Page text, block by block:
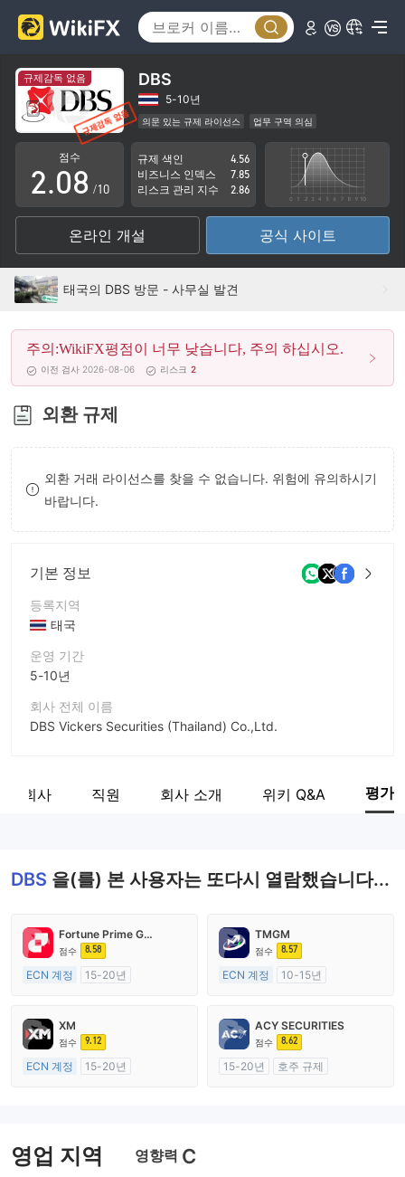
규제감독 없음 DBS
5-10년
의문 있는 규제 라이선스
업무 구역 의심
잠재적 위험성이 높음
점수
0
1
2
3
4
5
6
7
8
9
.0
1
2
3
4
5
6
7
8
9
4
5
6
7
8
9
/10
규제 색인
4.56
비즈니스 인덱스
7.85
리스크 관리 지수
2.86
온라인 개설 공식 사이트
태국의 DBS 방문 - 사무실 발견
주의:WikiFX평점이 너무 낮습니다, 주의 하십시오.
이전 검사 2026-08-06 리스크 2
외환 규제
외환 거래 라이선스를 찾을 수 없습니다. 위험에 유의하시기
바랍니다.
기본 정보
등록지역
태국
운영 기간
5-10년
회사 전체 이름
DBS Vickers Securities (Thailand) Co.,Ltd.
기업 직원
련 회사 직원 회사 소개 위키 Q&A 평가
DBS 을(를) 본 사용자는 또다시 열람했습니다...
Fortune Prime Global
점수 8.58
ECN 계정
15-20년
외환 거래 라이선스 (MM)
마스터 레이블 MT4
TMGM
점수 8.57
ECN 계정
10-15년
외환 거래 라이선스 (MM)
마스터 레이블 MT4
XM
점수 9.12
ECN 계정
15-20년
ACY SECURITIES
점수 8.62
15-20년
호주 규제
영업 지역 영향력 C